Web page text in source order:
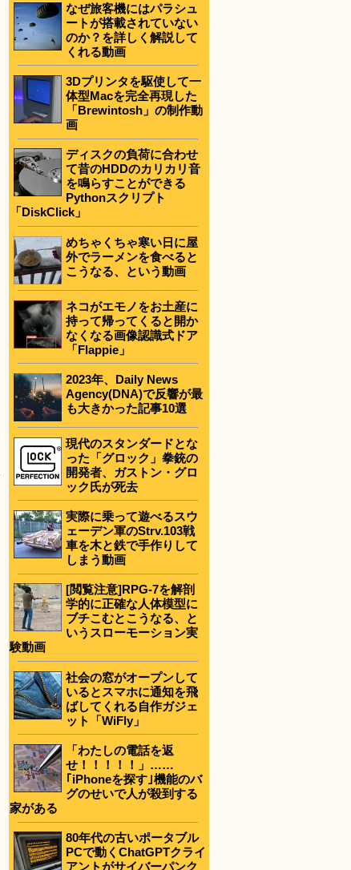
なぜ旅客機にはパラシュ
ートが搭載されていない
のか？を詳しく解説して
くれる動画
3Dプリンタを駆使して一
体型Macを完全再現した
「Brewintosh」の制作動
画
ディスクの負荷に合わせ
て昔のHDDのカリカリ音
を鳴らすことができる
Pythonスクリプト
「DiskClick」
めちゃくちゃ寒い日に屋
外でラーメンを食べると
こうなる、という動画
ネコがエモノをお土産に
持って帰ってくると開か
なくなる画像認識式ドア
「Flappie」
2023年、Daily News
Agency(DNA)で反響が最
も大きかった記事10選
現代のスタンダードとな
った「グロック」拳銃の
開発者、ガストン・グロ
ック氏が死去
実際に乗って遊べるスウ
ェーデン軍のStrv.103戦
車を木と鉄で手作りして
しまう動画
[閲覧注意]RPG-7を解剖
学的に正確な人体模型に
ブチこむとこうなる、と
いうスローモーション実
験動画
社会の窓がオープンして
いるとスマホに通知を飛
ばしてくれる自作ガジェ
ット「WiFly」
「わたしの電話を返
せ！！！！！」……
｢iPhoneを探す｣機能のバ
グのせいで人が殺到する
家がある
80年代の古いポータブル
PCで動くChatGPTクライ
アントがサイバーパンク